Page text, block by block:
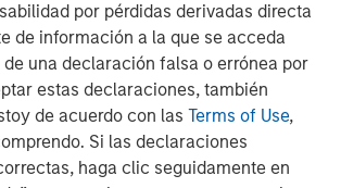
por pérdidas derivadas directa
de información a la que se acceda
una declaración falsa o errónea por
estas declaraciones, también
de acuerdo con lasTerms of Use,
Si las declaraciones
haga clic seguidamente en
Period: The
Driver